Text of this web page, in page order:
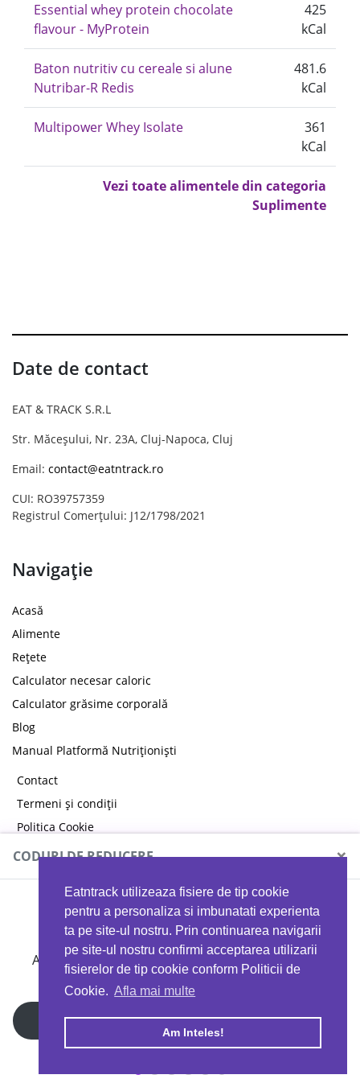
Eatntrack utilizeaza fisiere de tip cookie
pentru a personaliza si imbunatati experienta
ta pe site-ul nostru. Prin continuarea navigarii
pe site-ul nostru confirmi acceptarea utilizarii
fisierelor de tip cookie conform Politicii de
Cookie. Afla mai multe
Am Inteles!
Essential whey protein chocolate
flavour - MyProtein
425
kCal
Baton nutritiv cu cereale si alune
Nutribar-R Redis
481.6
kCal
Multipower Whey Isolate
361
kCal
Vezi toate alimentele din categoria
Suplimente
Date de contact
EAT & TRACK S.R.L
Str. Măceșului, Nr. 23A, Cluj-Napoca, Cluj
Email: contact@eatntrack.ro
CUI: RO39757359
Registrul Comerțului: J12/1798/2021
Navigație
Acasă
Alimente
Rețete
Calculator necesar caloric
Calculator grăsime corporală
Blog
Manual Platformă Nutriționiști
Contact
Termeni și condiții
Politica Cookie
Politica de confidențialitate
Copyright © 2026 EAT & TRACK S.R.L
CODURI DE REDUCERE ×
MYPROTEIN
Ai 40%reducere la orice comandă folosind codul
EATTRACK
Profită acum